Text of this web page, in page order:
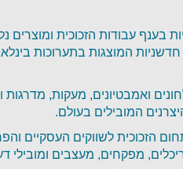
עבודות הזכוכית ומוצרים
המוצגות בתערוכות
ואמבטיונים, מעקות, מדרגות
המובילים בעולם.
הזכוכית לשווקים העסקיים
מפקחים, מעצבים ומובילי